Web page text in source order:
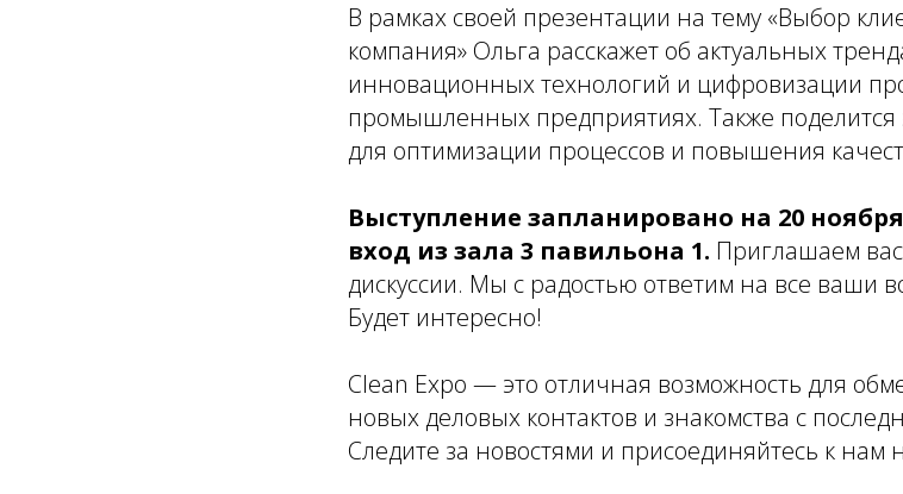
В рамках своей презентации на тему «Выбор
компания» Ольга расскажет об актуальных
инновационных технологий и цифровизации
промышленных предприятиях. Также поделится
для оптимизации процессов и повышения
Выступление запланировано на 20
вход из зала 3 павильона 1. Приглашаем
дискуссии. Мы с радостью ответим на все ваши
Будет интересно!
Clean Expo — это отличная возможность для
новых деловых контактов и знакомства с
Следите за новостями и присоединяйтесь к нам